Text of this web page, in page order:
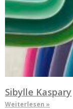
Sibylle Kaspary
Weiterlesen »